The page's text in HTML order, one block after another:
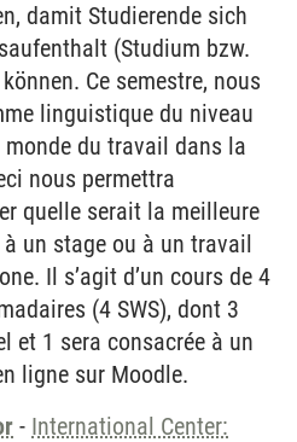
damit Studierende sich
(Studium bzw.
Ce semestre, nous
linguistique du niveau
du travail dans la
nous permettra
quelle serait la meilleure
un stage ou à un travail
Il s’agit d’un cours de 4
(4 SWS), dont 3
et 1 sera consacrée à un
ligne sur Moodle.
- International Center: